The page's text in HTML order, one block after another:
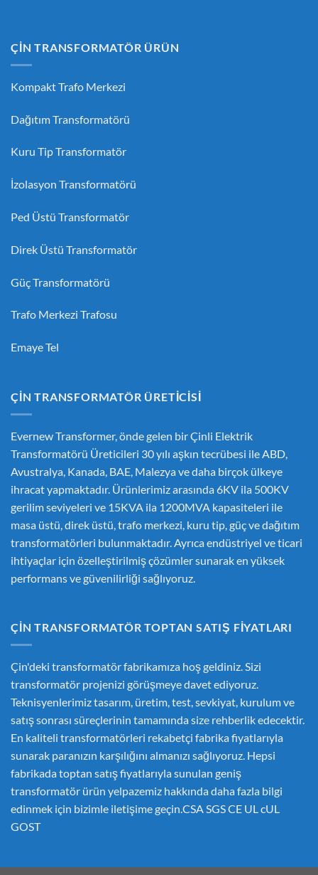
ÇİN TRANSFORMATÖR ÜRÜN
Kompakt Trafo Merkezi
Dağıtım Transformatörü
Kuru Tip Transformatör
İzolasyon Transformatörü
Ped Üstü Transformatör
Direk Üstü Transformatör
Güç Transformatörü
Trafo Merkezi Trafosu
Emaye Tel
ÇIN TRANSFORMATÖR ÜRETICISI
Evernew Transformer, önde gelen birÇinli Elektrik
Transformatörü Üreticileri 30 yılı aşkın tecrübesi ile ABD,
Avustralya, Kanada, BAE, Malezya ve daha birçok ülkeye
ihracat yapmaktadır. Ürünlerimiz arasında 6KV ila 500KV
gerilim seviyeleri ve 15KVA ila 1200MVA kapasiteleri ile
masa üstü, direk üstü, trafo merkezi, kuru tip, güç ve dağıtım
transformatörleri bulunmaktadır. Ayrıca endüstriyel ve ticari
ihtiyaçlar için özelleştirilmiş çözümler sunarak en yüksek
performans ve güvenilirliği sağlıyoruz.
ÇIN TRANSFORMATÖR TOPTAN SATIŞ FIYATLARI
Çin'deki transformatör fabrikamıza hoş geldiniz. Sizi
transformatör projenizi görüşmeye davet ediyoruz.
Teknisyenlerimiz tasarım, üretim, test, sevkiyat, kurulum ve
satış sonrası süreçlerinin tamamında size rehberlik edecektir.
En kaliteli transformatörleri rekabetçi fabrika fiyatlarıyla
sunarak paranızın karşılığını almanızı sağlıyoruz. Hepsi
fabrikada toptan satış fiyatlarıyla sunulan geniş
transformatör ürün yelpazemiz hakkında daha fazla bilgi
edinmek için bizimle iletişime geçin.CSA SGS CE UL cUL
GOST